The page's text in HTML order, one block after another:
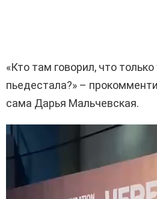
«Кто там говорил, что
пьедестала?» –
сама Дарья Мальчевская.
В
е